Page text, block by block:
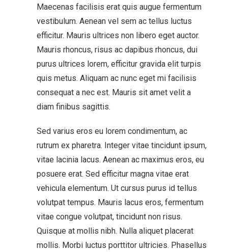
Maecenas facilisis erat quis augue fermentum
vestibulum. Aenean vel sem ac tellus luctus
efficitur. Mauris ultrices non libero eget auctor.
Mauris rhoncus, risus ac dapibus rhoncus, dui
purus ultrices lorem, efficitur gravida elit turpis
quis metus. Aliquam ac nunc eget mi facilisis
consequat a nec est. Mauris sit amet velit a
diam finibus sagittis.
Sed varius eros eu lorem condimentum, ac
rutrum ex pharetra. Integer vitae tincidunt ipsum,
vitae lacinia lacus. Aenean ac maximus eros, eu
posuere erat. Sed efficitur magna vitae erat
vehicula elementum. Ut cursus purus id tellus
volutpat tempus. Mauris lacus eros, fermentum
vitae congue volutpat, tincidunt non risus.
Quisque at mollis nibh. Nulla aliquet placerat
mollis. Morbi luctus porttitor ultricies. Phasellus